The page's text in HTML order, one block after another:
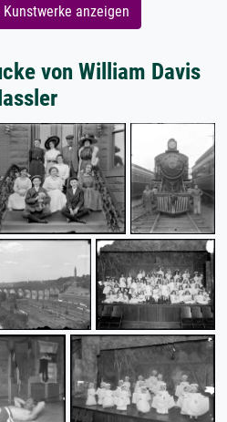
anzeigen
von William Davis